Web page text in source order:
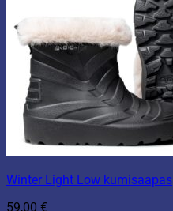
Winter Light Low kumisaapas
59,00 €